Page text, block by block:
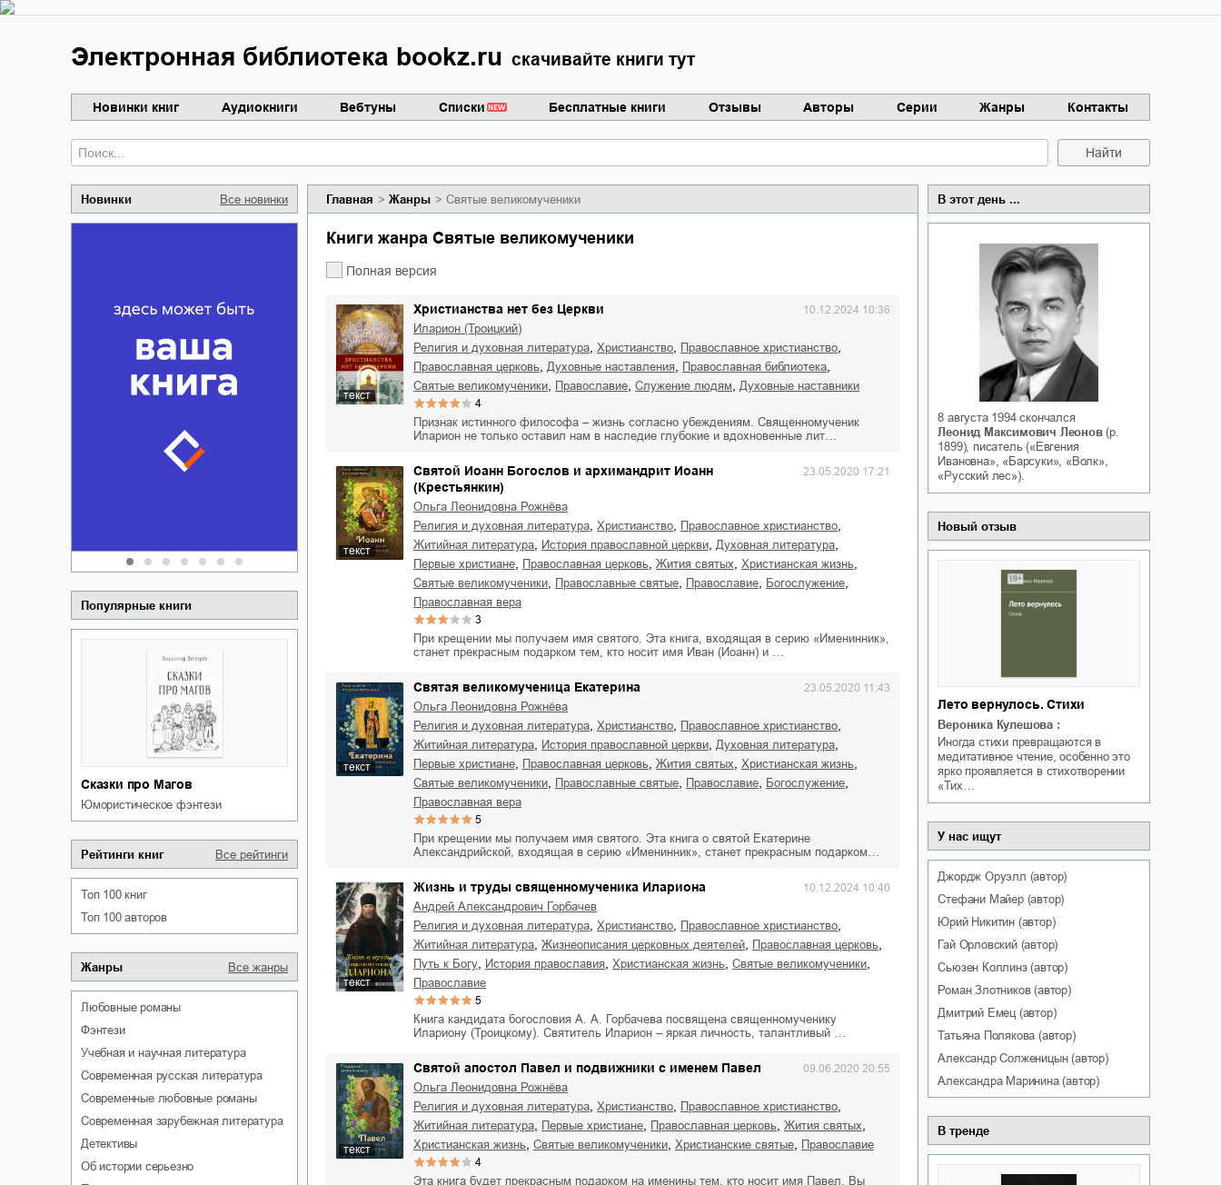
Электронная библиотека bookz.ru скачивайте книги тут
Новинки книг Аудиокниги Вебтуны Списки Бесплатные книги Отзывы Авторы Серии Жанры Контакты
Найти
Новинки Все новинки
Забытая земля Новоросии:
о судьбе Кировоградской
области
Сергей Николаевич Сидоренко
о судьбе Кировоградской
области
Сергей Николаевич Сидоренко
Личный интерес
Белая ворона на факультете
Теней
Оксана Гринберга
Популярные книги
Сказки про Магов
юмористическое фэнтези
Рейтинги книг Все рейтинги
Топ 100 книг
Топ 100 авторов
Жанры Все жанры
любовные романы
фэнтези
учебная и научная литература
современная русская литература
современные любовные романы
современная зарубежная литература
детективы
об истории серьезно
Главная Жанры Святые великомученики
Книги жанра Святые великомученики
Полная версия
текст
Христианства нет без Церкви 10.12.2024 10:36
Иларион (Троицкий)
религия и духовная литература
христианство православное христианство
православная церковь духовные наставления православная библиотека
святые великомученики православие служение людям духовные наставники
4
Признак истинного философа – жизнь согласно убеждениям. Священномученик
Иларион не только оставил нам в наследие глубокие и вдохновенные лит…
текст
Святой Иоанн Богослов и архимандрит Иоанн
(Крестьянкин)
23.05.2020 17:21
Ольга Леонидовна Рожнёва
религия и духовная литература
христианство православное христианство
житийная литература история православной церкви духовная литература
первые христиане православная церковь жития святых христианская жизнь
святые великомученики православные святые православие богослужение
православная вера
3
При крещении мы получаем имя святого. Эта книга, входящая в серию «Именинник»,
станет прекрасным подарком тем, кто носит имя Иван (Иоанн) и …
текст
Святая великомученица Екатерина 23.05.2020 11:43
Ольга Леонидовна Рожнёва
религия и духовная литература
христианство православное христианство
житийная литература история православной церкви духовная литература
первые христиане православная церковь жития святых христианская жизнь
святые великомученики православные святые православие богослужение
православная вера
5
При крещении мы получаем имя святого. Эта книга о святой Екатерине
Александрийской, входящая в серию «Именинник», станет прекрасным подарком…
текст
Жизнь и труды священномученика Илариона 10.12.2024 10:40
Андрей Александрович Горбачев
религия и духовная литература
христианство православное христианство
житийная литература жизнеописания церковных деятелей православная церковь
путь к Богу история православия христианская жизнь святые великомученики
православие
5
Книга кандидата богословия А. А. Горбачева посвящена священномученику
Илариону (Троицкому). Святитель Иларион – яркая личность, талантливый …
текст
Святой апостол Павел и подвижники с именем Павел 09.06.2020 20:55
Ольга Леонидовна Рожнёва
религия и духовная литература
христианство православное христианство
житийная литература первые христиане православная церковь жития святых
христианская жизнь святые великомученики христианские святые православие
4
Эта книга будет прекрасным подарком на именины тем, кто носит имя Павел. Вы
В этот день ...
8 августа 1994 скончался
Леонид Максимович Леонов(р.
1899), писатель («Евгения
Ивановна», «Барсуки», «Волк»,
«Русский лес»).
Новый отзыв
Лето вернулось. Стихи
Вероника Кулешова :
Иногда стихи превращаются в
медитативное чтение, особенно это
ярко проявляется в стихотворении
«Тих…
У нас ищут
Джордж Оруэлл (автор)
Стефани Майер(автор)
Юрий Никитин(автор)
Гай Орловский(автор)
Сьюзен Коллинз(автор)
Роман Злотников(автор)
Дмитрий Емец(автор)
Татьяна Полякова (автор)
Александр Солженицын(автор)
Александра Маринина(автор)
В тренде